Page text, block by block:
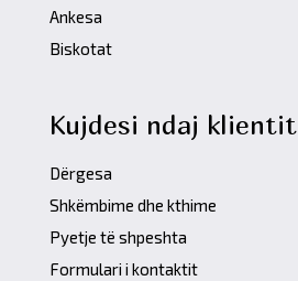
Ankesa
Biskotat
Kujdesi ndaj klientit
Dërgesa
Shkëmbime dhe kthime
Pyetje të shpeshta
Formulari i kontaktit